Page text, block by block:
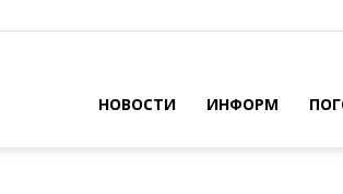
НОВОСТИ ИНФОРМ